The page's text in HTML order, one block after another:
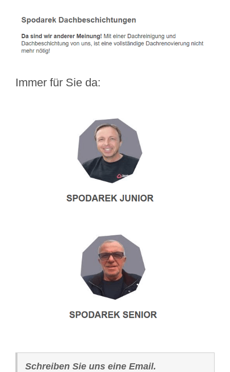
Immer für Sie da:
Schreiben Sie uns eine Email.